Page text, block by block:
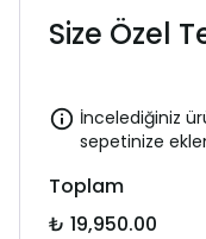
Size Özel
İncelediğiniz
sepetinize
Toplam
₺ 19,950.00